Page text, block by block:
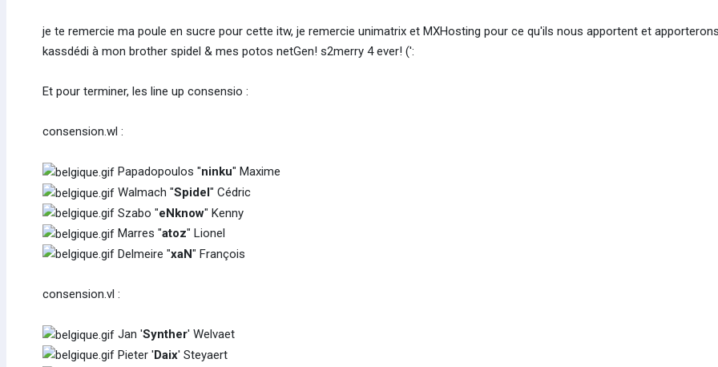
je te remercie ma poule en sucre pour cette itw, je remercie unimatrix et MXHosting pour ce qu'ils nous apportent et
kassdédi à mon brother spidel & mes potos netGen! s2merry 4 ever! (':
Et pour terminer, les line up consensio :
consension.wl :
Papadopoulos "ninku" Maxime
Walmach "Spidel" Cédric
Szabo "eNknow" Kenny
Marres "atoz" Lionel
Delmeire "xaN" François
consension.vl :
Jan 'Synther' Welvaet
Pieter 'Daix' Steyaert